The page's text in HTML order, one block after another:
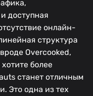
доступная
онлайн-
структура
Overcooked,
более
станет отличным
Это одна из тех